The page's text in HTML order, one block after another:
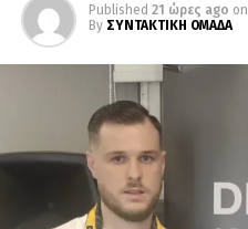
Published 21 ώρες ago on
By ΣΥΝΤΑΚΤΙΚΗ ΟΜΑΔΑ